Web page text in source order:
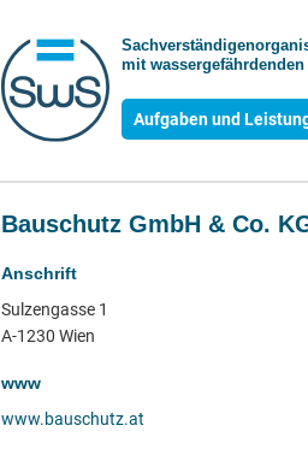
mit wasser­gefährdenden
Aufgaben und
Bauschutz GmbH & Co.
Anschrift
Sulzengasse 1
A-1230 Wien
www
www.bauschutz.at